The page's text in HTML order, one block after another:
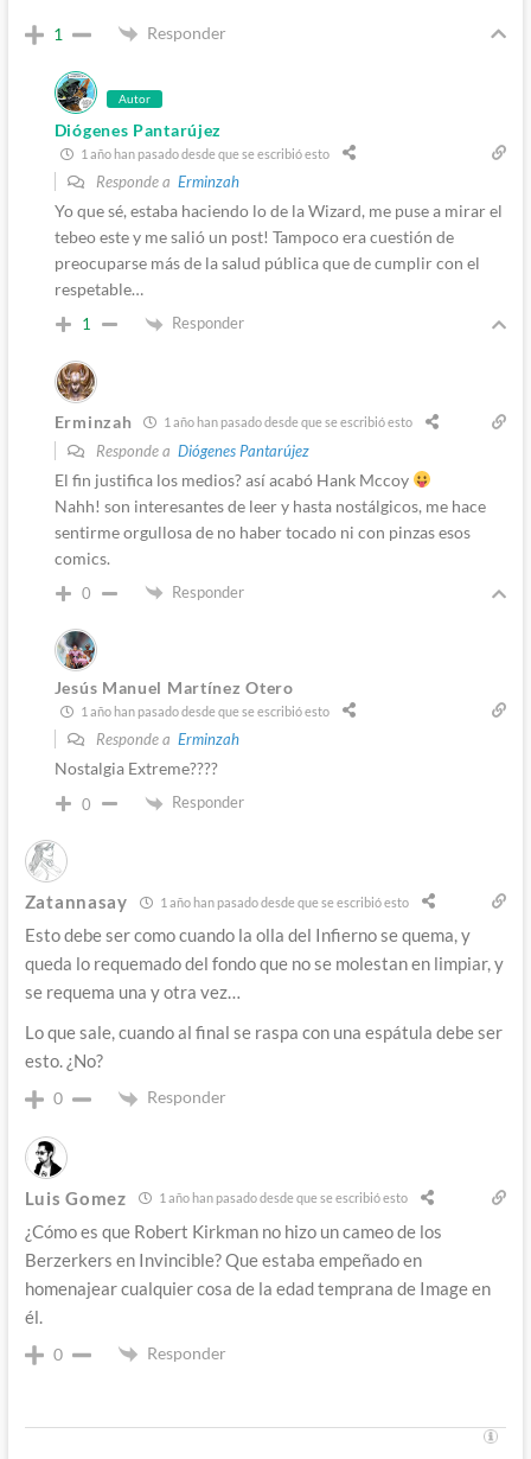
1 Responder
Autor
Diógenes Pantarújez
1 año han pasado desde que se escribió esto
Responde a Erminzah
Yo que sé, estaba haciendo lo de la Wizard, me puse a mirar el
tebeo este y me salió un post! Tampoco era cuestión de
preocuparse más de la salud pública que de cumplir con el
respetable…
1 Responder
Erminzah 1 año han pasado desde que se escribió esto
Responde a Diógenes Pantarújez
El fin justifica los medios? así acabó Hank Mccoy
Nahh! son interesantes de leer y hasta nostálgicos, me hace
sentirme orgullosa de no haber tocado ni con pinzas esos
comics.
0 Responder
Jesús Manuel Martínez Otero
1 año han pasado desde que se escribió esto
Responde a Erminzah
Nostalgia Extreme????
0 Responder
Zatannasay 1 año han pasado desde que se escribió esto
Esto debe ser como cuando la olla del Infierno se quema, y
queda lo requemado del fondo que no se molestan en limpiar, y
se requema una y otra vez…
Lo que sale, cuando al final se raspa con una espátula debe ser
esto. ¿No?
0 Responder
Luis Gomez 1 año han pasado desde que se escribió esto
¿Cómo es que Robert Kirkman no hizo un cameo de los
Berzerkers en Invincible? Que estaba empeñado en
homenajear cualquier cosa de la edad temprana de Image en
él.
0 Responder